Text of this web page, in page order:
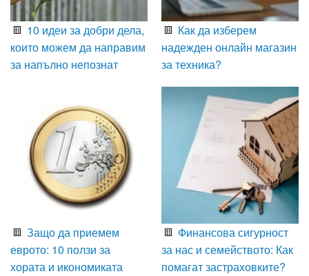
10 идеи за добри дела,
които можем да направим
за напълно непознат
Как да изберем
надежден онлайн магазин
за техника?
Защо да приемем
еврото: 10 ползи за
хората и икономиката
Финансова сигурност
за нас и семейството: Как
помагат застраховките?